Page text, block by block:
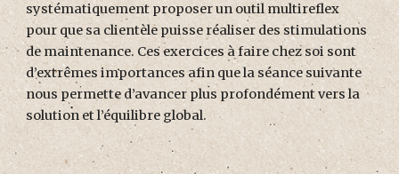
systématiquement proposer un outil multireflex
pour que sa clientèle puisse réaliser des stimulations
de maintenance. Ces exercices à faire chez soi sont
d’extrêmes importances afin que la séance suivante
nous permette d’avancer plus profondément vers la
solution et l’équilibre global.